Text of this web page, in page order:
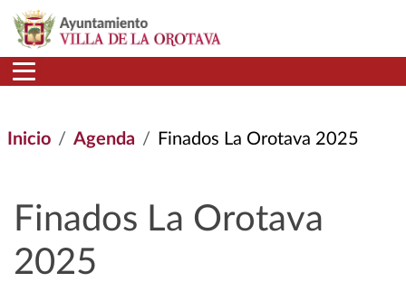
Pasar al contenido principal
Inicio Agenda Finados La Orotava 2025
Finados La Orotava
2025